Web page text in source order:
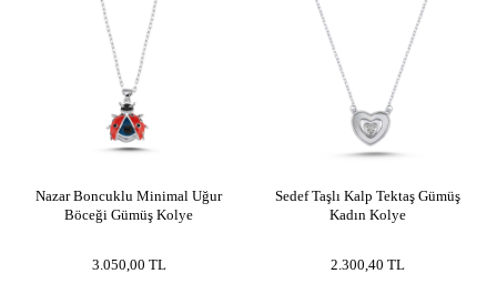
Nazar Boncuklu Minimal Uğur
Böceği Gümüş Kolye
3.050,00 TL
Sedef Taşlı Kalp Tektaş Gümüş
Kadın Kolye
2.300,40 TL